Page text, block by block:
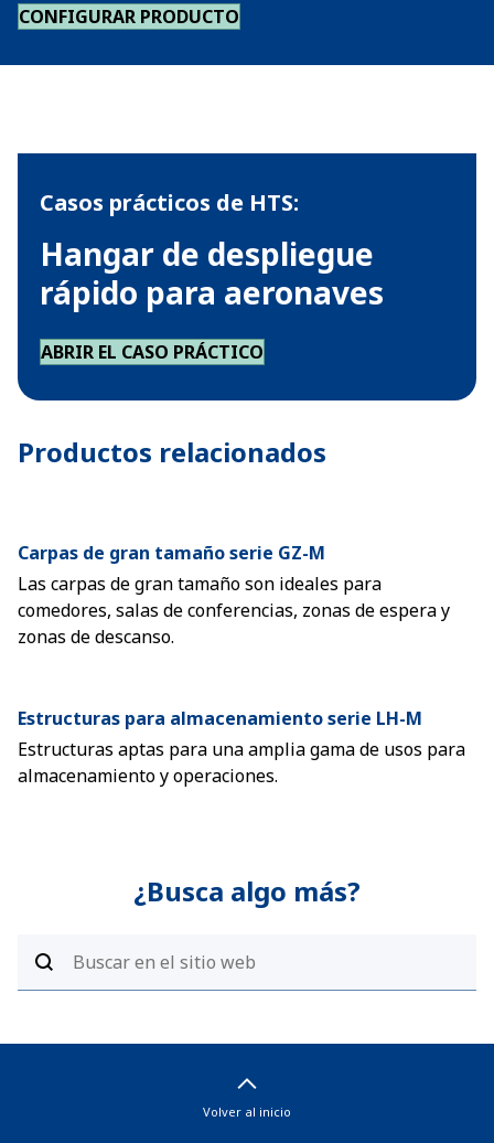
CONFIGURAR PRODUCTO
Casos prácticos de HTS:
Hangar de despliegue
rápido para aeronaves
ABRIR EL CASO PRÁCTICO
Productos relacionados
Carpas de gran tamaño serie GZ-M
Las carpas de gran tamaño son ideales para
comedores, salas de conferencias, zonas de espera y
zonas de descanso.
Estructuras para almacenamiento serie LH-M
Estructuras aptas para una amplia gama de usos para
almacenamiento y operaciones.
¿Busca algo más?
Volver al inicio